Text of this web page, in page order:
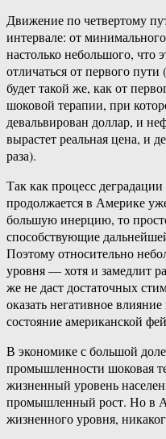
Движение по четвертому
интервале: от
настолько небольшого, что
отличаться от первого
будет такой же, как от
шоковой терапии, при
девальвирован доллар, и
вырастет реальная цена, и
раза).
Так как процесс
продолжается в Америке
большую инерцию, то
способствующие
Поэтому относительно
уровня — хотя и замедлит
же не даст достаточных
оказать негативное
состояние американской
В экономике с большой
промышленности шоковая
жизненный уровень
промышленный рост. Но в
жизненного уровня,